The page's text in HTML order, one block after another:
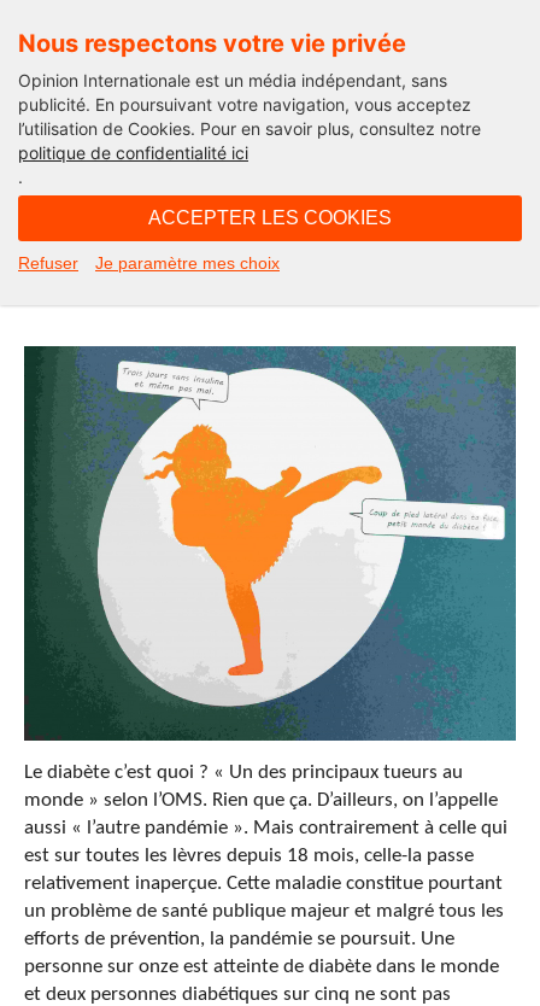
Nous respectons votre vie privée
Opinion Internationale est un média indépendant, sans
publicité. En poursuivant votre navigation, vous acceptez
l’utilisation de Cookies. Pour en savoir plus, consultez notre
politique de confidentialité ici
.
ACCEPTER LES COOKIES
Refuser Je paramètre mes choix
Actualité culturelle
Escroqueuse : coup de poing sur la
Le diabète c’est quoi ? « Un des principaux tueurs au
monde » selon l’OMS. Rien que ça. D’ailleurs, on l’appelle
aussi « l’autre pandémie ». Mais contrairement à celle qui
est sur toutes les lèvres depuis 18 mois, celle-la passe
relativement inaperçue. Cette maladie constitue pourtant
un problème de santé publique majeur et malgré tous les
efforts de prévention, la pandémie se poursuit. Une
personne sur onze est atteinte de diabète dans le monde
et deux personnes diabétiques sur cinq ne sont pas